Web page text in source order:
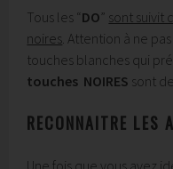
Tous les “DO” sont suivit
noires. Attention à ne
touches blanches qui
touches NOIRES sont
RECONNAITRE LES